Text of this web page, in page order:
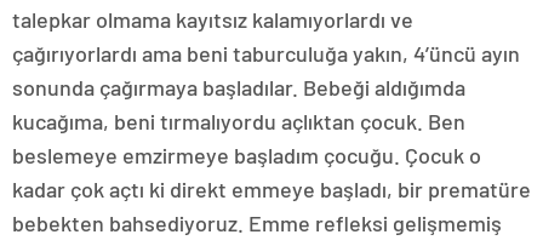
talepkar olmama kayıtsız kalamıyorlardı ve
çağırıyorlardı ama beni taburculuğa yakın, 4’üncü ayın
sonunda çağırmaya başladılar. Bebeği aldığımda
kucağıma, beni tırmalıyordu açlıktan çocuk. Ben
beslemeye emzirmeye başladım çocuğu. Çocuk o
kadar çok açtı ki direkt emmeye başladı, bir prematüre
bebekten bahsediyoruz. Emme refleksi gelişmemiş